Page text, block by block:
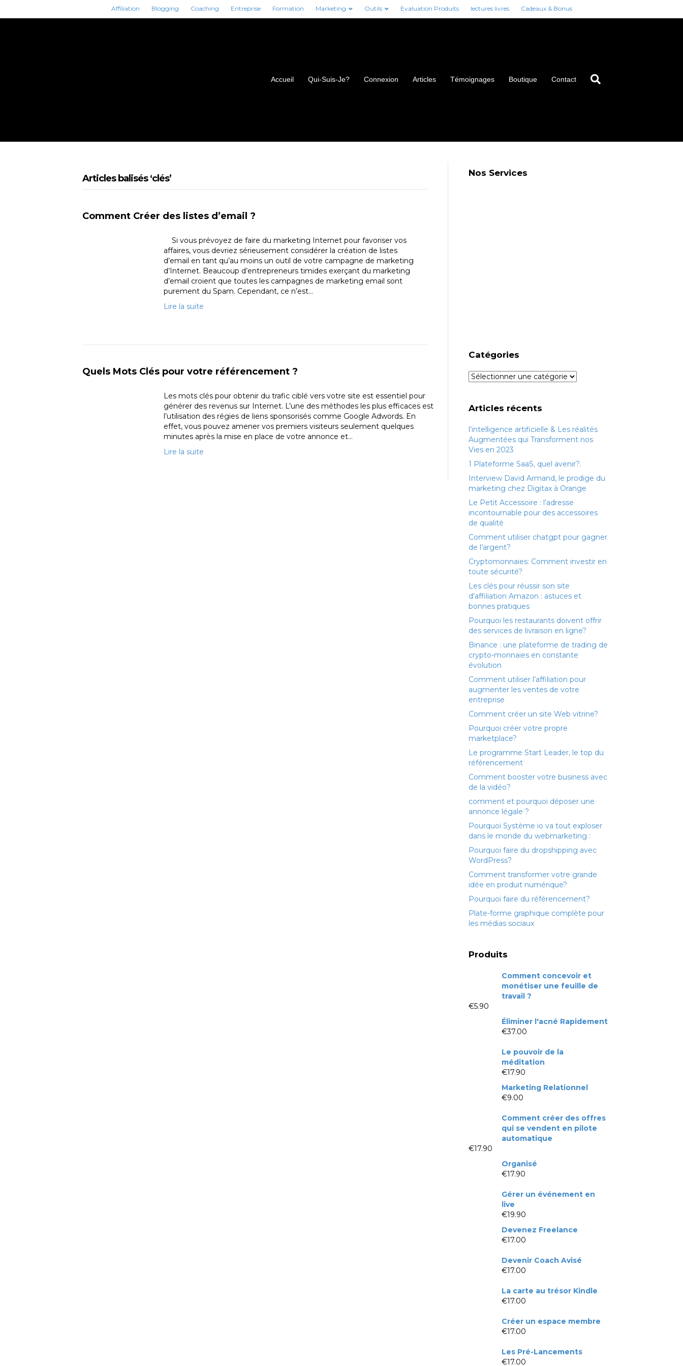
Affiliation Blogging Coaching Entreprise Formation Marketing Outils Evaluation Produits lectures livres Cadeaux & Bonus
Accueil Qui-Suis-Je? Connexion Articles Témoignages Boutique Contact
Articles balisés ‘clés’
Comment Créer des listes d’email ?
Si vous prévoyez de faire du marketing Internet pour favoriser vos
affaires, vous devriez sérieusement considérer la création de listes
d’email en tant qu’au moins un outil de votre campagne de marketing
d’Internet. Beaucoup d’entrepreneurs timides exerçant du marketing
d’email croient que toutes les campagnes de marketing email sont
purement du Spam. Cependant, ce n’est…
Lire la suite
Quels Mots Clés pour votre référencement ?
Les mots clés pour obtenir du trafic ciblé vers votre site est essentiel pour
générer des revenus sur Internet. L’une des méthodes les plus efficaces est
l’utilisation des régies de liens sponsorisés comme Google Adwords. En
effet, vous pouvez amener vos premiers visiteurs seulement quelques
minutes après la mise en place de votre annonce et…
Lire la suite
Nos Services
Catégories
Catégories
Articles récents
l’intelligence artificielle & Les réalités
Augmentées qui Transforment nos
Vies en 2023
1 Plateforme SaaS, quel avenir?.
Interview David Armand, le prodige du
marketing chez Digitax à Orange
Le Petit Accessoire : l’adresse
incontournable pour des accessoires
de qualité
Comment utiliser chatgpt pour gagner
de l’argent?
Cryptomonnaies: Comment investir en
toute sécurité?
Les clés pour réussir son site
d’affiliation Amazon : astuces et
bonnes pratiques
Pourquoi les restaurants doivent offrir
des services de livraison en ligne?
Binance : une plateforme de trading de
crypto-monnaies en constante
évolution
Comment utiliser l’affiliation pour
augmenter les ventes de votre
entreprise
Comment créer un site Web vitrine?
Pourquoi créer votre propre
marketplace?
Le programme Start Leader, le top du
référencement
Comment booster votre business avec
de la vidéo?
comment et pourquoi déposer une
annonce légale ?
Pourquoi Système io va tout exploser
dans le monde du webmarketing :
Pourquoi faire du dropshipping avec
WordPress?
Comment transformer votre grande
idée en produit numérique?
Pourquoi faire du référencement?
Plate-forme graphique complète pour
les médias sociaux
Produits
Comment concevoir et
monétiser une feuille de
travail ?
€5.90
Éliminer l'acné Rapidement
€37.00
Le pouvoir de la
méditation
€17.90
Marketing Relationnel
€9.00
Comment créer des offres
qui se vendent en pilote
automatique
€17.90
Organisé
€17.90
Gérer un événement en
live
€19.90
Devenez Freelance
€17.00
Devenir Coach Avisé
€17.00
La carte au trésor Kindle
€17.00
Créer un espace membre
€17.00
Les Pré-Lancements
€17.00